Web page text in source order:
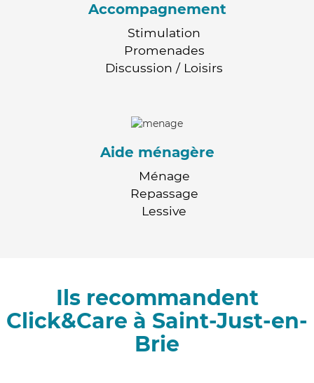
Accompagnement
Stimulation
Promenades
Discussion / Loisirs
Aide ménagère
Ménage
Repassage
Lessive
Ils recommandent
Click&Care à Saint-Just-en-
Brie